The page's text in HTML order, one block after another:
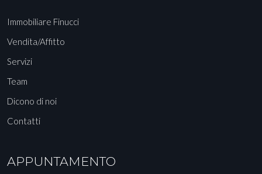
Immobiliare Finucci
Vendita/Affitto
Servizi
Team
Dicono di noi
Contatti
APPUNTAMENTO